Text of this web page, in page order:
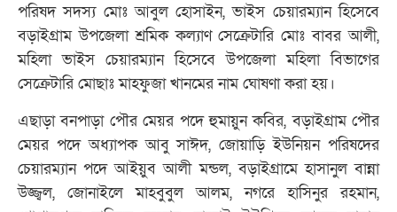
পরিষদ সদস্য মোঃ আবুল হোসাইন, ভাইস চেয়ারম্যান হিসেবে
বড়াইগ্রাম উপজেলা শ্রমিক কল্যাণ সেক্রেটারি মোঃ বাবর আলী,
মহিলা ভাইস চেয়ারম্যান হিসেবে উপজেলা মহিলা বিভাগের
সেক্রেটারি মোছাঃ মাহফুজা খানমের নাম ঘোষণা করা হয়।
এছাড়া বনপাড়া পৌর মেয়র পদে হুমায়ুন কবির, বড়াইগ্রাম পৌর
মেয়র পদে অধ্যাপক আবু সাঈদ, জোয়াড়ি ইউনিয়ন পরিষদের
চেয়ারম্যান পদে আইয়ুব আলী মন্ডল, বড়াইগ্রামে হাসানুল বান্না
উজ্জ্বল, জোনাইলে মাহবুবুল আলম, নগরে হাসিনুর রহমান,